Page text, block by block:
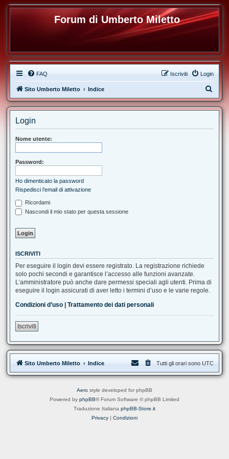
Forum di Umberto Miletto
FAQ Login
Iscriviti
Sito Umberto Miletto Indice
e
Login
Nome utente:
Password:
Ho dimenticato la password
Rispedisci l’email di attivazione
Ricordami
Nascondi il mio stato per questa sessione
ISCRIVITI
Per eseguire il login devi essere registrato. La registrazione richiede
solo pochi secondi e garantisce l’accesso alle funzioni avanzate.
L’amministratore può anche dare permessi speciali agli utenti. Prima di
eseguire il login assicurati di aver letto i termini d’uso e le varie regole.
Condizioni d’uso | Trattamento dei dati personali
Iscriviti
Sito Umberto Miletto Indice Tutti gli orari sono UTC
Aero style developed for phpBB
Powered by phpBB® Forum Software © phpBB Limited
Traduzione Italiana phpBB-Store.it
Privacy | Condizioni